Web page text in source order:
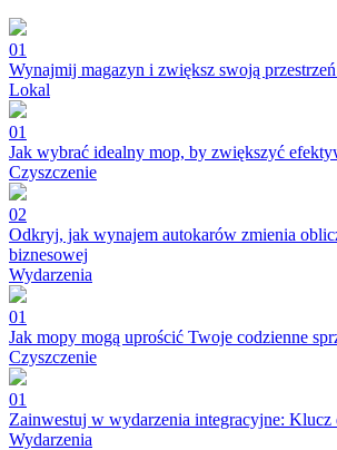
01
Wynajmij magazyn i zwiększ swoją
Lokal
01
Jak wybrać idealny mop, by zwiększyć
Czyszczenie
02
Odkryj, jak wynajem autokarów zmienia
biznesowej
Wydarzenia
01
Jak mopy mogą uprościć Twoje codzienne
Czyszczenie
01
Zainwestuj w wydarzenia integracyjne: Klucz
Wydarzenia